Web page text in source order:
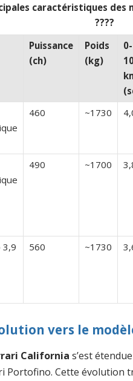
caractéristiques des
????
Puissance
(ch)
Poids
(kg)
0-
460 ~1730
490 ~1700
3,9
560 ~1730
vers le
California s’est
Portofino. Cette évolution